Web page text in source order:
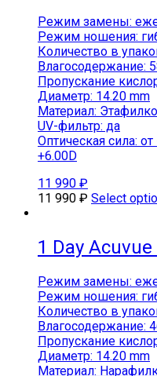
Режим замены:
Режим ношения:
Количество в
Влагосодержание:
Пропускание
Диаметр: 14.20 mm
Материал:
UV-фильтр: да
Оптическая сила:
+6.00D
11 990 ₽
11 990 ₽ Select
1 Day
Режим замены:
Режим ношения:
Количество в
Влагосодержание:
Пропускание
Диаметр: 14.20 mm
Материал: